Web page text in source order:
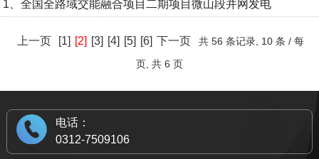
为青海电网迎峰度冬做好充分准备。
2024年，河北省沧州市启动429个村级电网改造工程，各县
（市、区）农村电网将更加完善。此次村级电网改造工程包含
压器1315台。
据悉，此次429个村级电网改造工程分四批次进行，将于明年6
月30日前全部完工。同时，沧州市今年还将建设和美乡村项目
2个，完善21个小区双电源补强，配套完成86个老旧小区电力
第二个采用小直径TBM设备掘进地下厂房长探硐工程，列入福
建省“十四五”能源发展专项规划。
电站安装4台单机容量35万千瓦可逆式水泵水轮发电机组，设
计年发电量14亿千瓦时、年抽水电量18.67亿千瓦时、年发电
2、山东500千伏开阳输变电工程开工
8月28日，山东省2024年电网工程项目——500千伏开阳
输变电工程正式开工。该工程计划于2025年12月投运，可进一
据介绍，开阳输变电工程由4个单体工程组成，包括500千
据了解，工程起于塔城750千伏变电站，止于乌苏750千伏变电
建设兵团第七师等7个县市，线路全长631公里，新建铁塔
1391基，工程动态投资约为27.72亿元。
陇电入鲁项目750千伏陇东换流站接入工程已完成架线工程
75%，目前工程进行导地线展放作业，该放线区段跨越1条330
千伏和1条110千伏线路，项目部采取停电封网带电跨越施工。
1、全国全路域交能融合项目二期项目微山段并网发电
中国能建葛洲坝集团投资，山西电建、广东院联合承建的
全国全路域交能融合项目——枣菏高速公路交能融合（源网荷
场景应用。
2、海南打造全国500千伏省域数字电网
上一页 [1] [2] [3] [4] [5] [6] 下一页 共 56 条记录, 10 条 / 每
页, 共 6 页
电话：
0312-7509106